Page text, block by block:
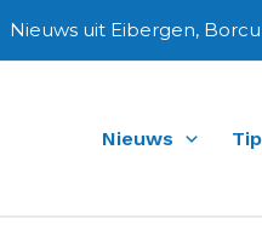
Nieuws uit Eibergen,
Nieuws